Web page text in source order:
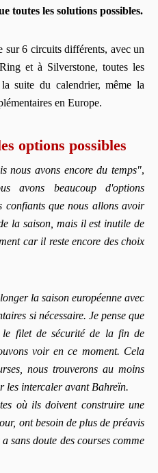
toutes les solutions possibles.
sur 6 circuits différents, avec un
et à Silverstone, toutes les
suite du calendrier, même la
en Europe.
options possibles
nous avons encore du temps",
avons beaucoup d'options
confiants que nous allons avoir
la saison, mais il est inutile de
car il reste encore des choix
la saison européenne avec
si nécessaire. Je pense que
filet de sécurité de la fin de
voir en ce moment. Cela
nous trouverons au moins
les intercaler avant Bahreïn.
où ils doivent construire une
ont besoin de plus de préavis
sans doute des courses comme